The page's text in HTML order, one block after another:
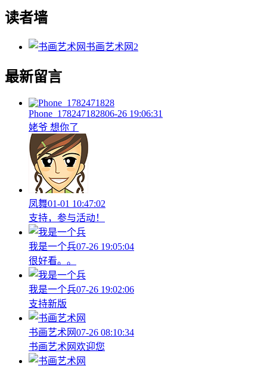
读者墙
书画艺术网 2
最新留言
Phone_178247182806-26 19:06:31
姥爷 想你了
凤舞01-01 10:47:02
支持，参与活动！
我是一个兵07-26 19:05:04
很好看。。
我是一个兵07-26 19:02:06
支持新版
书画艺术网07-26 08:10:34
书画艺术网欢迎您